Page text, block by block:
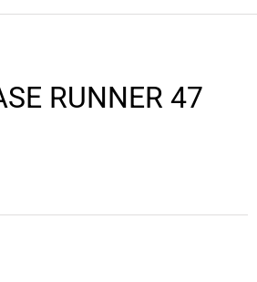
RUNNER 47